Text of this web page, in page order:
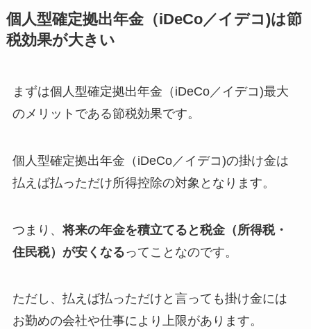
個人型確定拠出年金（iDeCo／イデコ)は節
税効果が大きい
まずは個人型確定拠出年金（iDeCo／イデコ)最大
のメリットである節税効果です。
個人型確定拠出年金（iDeCo／イデコ)の掛け金は
払えば払っただけ所得控除の対象となります。
つまり、 将来の年金を積立てると税金（所得税・
住民税）が安くなるってことなのです。
ただし、払えば払っただけと言っても掛け金には
お勤めの会社や仕事により上限があります。